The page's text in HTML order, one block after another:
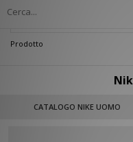
Prodotto
CATALOGO NIKE UOMO
Ispirate al Centro
riflettono i meccanismi